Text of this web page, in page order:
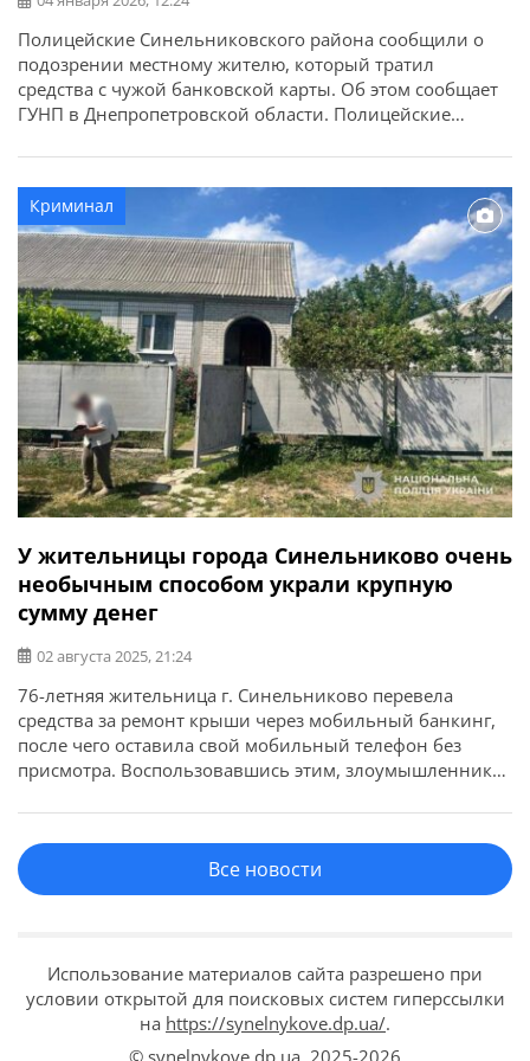
Полицейские Синельниковского района сообщили о
подозрении местному жителю, который тратил
средства с чужой банковской карты. Об этом сообщает
ГУНП в Днепропетровской области. Полицейские
управления полиции установили обстоятельства
преступления. Как выяснилось, 21 ноября 43-летняя
женщина оставила банковскую карту с функцией
бесконтактной оплаты в банкомате и не уведомила об
этом банк. Карточку […]
Криминал
У жительницы города Синельниково очень
необычным способом украли крупную
сумму денег
02 августа 2025, 21:24
76-летняя жительница г. Синельниково перевела
средства за ремонт крыши через мобильный банкинг,
после чего оставила свой мобильный телефон без
присмотра. Воспользовавшись этим, злоумышленник
этом сообщает ГУНП в Днепропетровской области.
Преступление произошло 25 июня в г. Синельниково.
Полицейские установили, что в дом женщины
приехали неизвестные мужчины, предложившие […]
Все новости
Использование материалов сайта разрешено при
условии открытой для поисковых систем гиперссылки
на https://synelnykove.dp.ua/.
© synelnykove.dp.ua, 2025-2026